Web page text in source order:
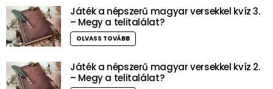
Játék a népszerű magyar versekkel kvíz 3.
– Megy a telitalálat?
OLVASS TOVÁBB
Játék a népszerű magyar versekkel kvíz 2.
– Megy a telitalálat?